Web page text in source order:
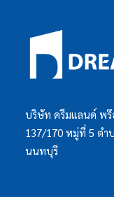
บริษัท ดรีมแลนด์ พร๊
137/170 หมู่ที่ 5 ตำ
นนทบุรี